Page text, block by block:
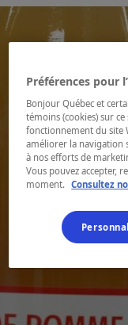
Préférences pour
Bonjour Québec et
témoins (cookies) sur
fonctionnement du site
améliorer la navigation
à nos efforts de
Vous pouvez accepter,
moment. Consultez